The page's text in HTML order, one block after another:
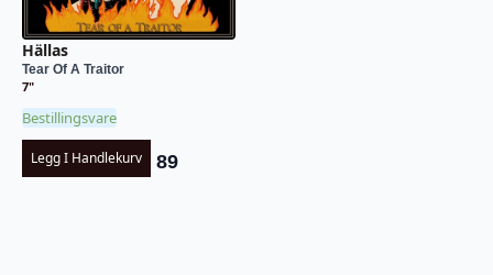
Hällas
Tear Of A Traitor
7"
Bestillingsvare
Legg I Handlekurv 89